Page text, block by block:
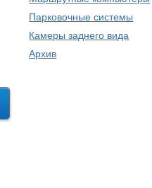
Парковочные системы
Камеры заднего вида
Архив